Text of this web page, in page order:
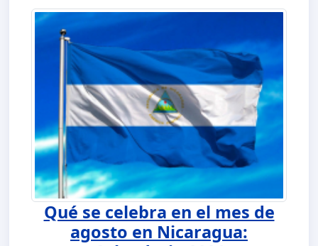
Qué se celebra en el mes de
agosto en Nicaragua: